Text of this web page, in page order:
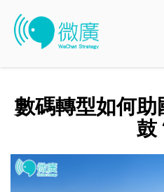
數碼轉型如何
鼓